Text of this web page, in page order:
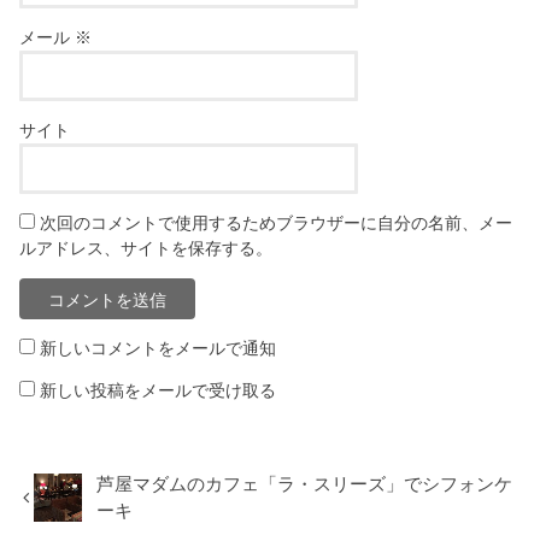
メール ※
サイト
次回のコメントで使用するためブラウザーに自分の名前、メー
ルアドレス、サイトを保存する。
新しいコメントをメールで通知
新しい投稿をメールで受け取る
芦屋マダムのカフェ「ラ・スリーズ」でシフォンケ
ーキ